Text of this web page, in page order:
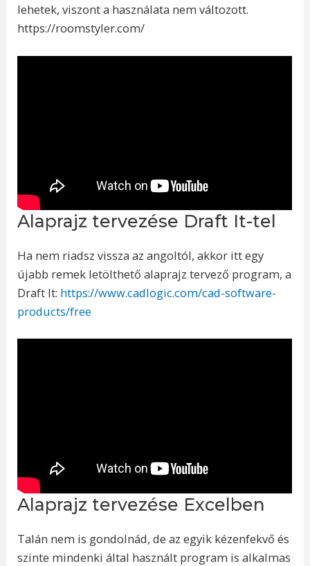
lehetek, viszont a használata nem változott.
https://roomstyler.com/
Alaprajz tervezése Draft It-tel
Ha nem riadsz vissza az angoltól, akkor itt egy
újabb remek letölthető alaprajz tervező program, a
Draft It: https://www.cadlogic.com/cad-software-
products/free
Alaprajz tervezése Excelben
Talán nem is gondolnád, de az egyik kézenfekvő és
szinte mindenki által használt program is alkalmas